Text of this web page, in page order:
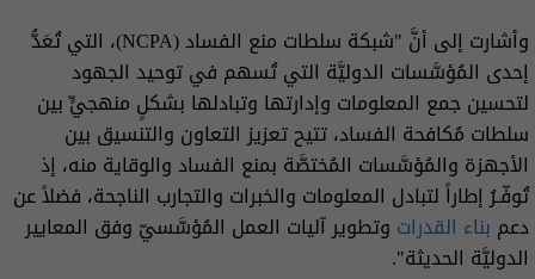
وأشارت إلى أنَّ "شبكة سلطات منع الفساد (NCPA)، التي تُعَدُّ
إحدى المُؤسَّسات الدوليَّة التي تُسهم في توحيد الجهود
لتحسين جمع المعلومات وإدارتها وتبادلها بشكلٍ منهجيٍّ بين
سلطات مُكافحة الفساد، تتيح تعزيز التعاون والتنسيق بين
الأجهزة والمُؤسَّسات المُختصَّة بمنع الفساد والوقاية منه، إذ
تُوفّـرُ إطاراً لتبادل المعلومات والخبرات والتجارب الناجحة، فضلاً عن
دعم بناء القدرات وتطوير آليات العمل المُؤسَّسيّ وفق المعايير
الدوليَّة الحديثة".